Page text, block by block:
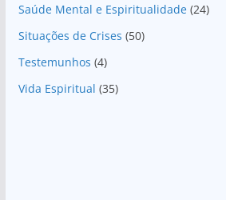
Saúde Mental e Espiritualidade(24)
Situações de Crises (50)
Testemunhos (4)
Vida Espiritual (35)